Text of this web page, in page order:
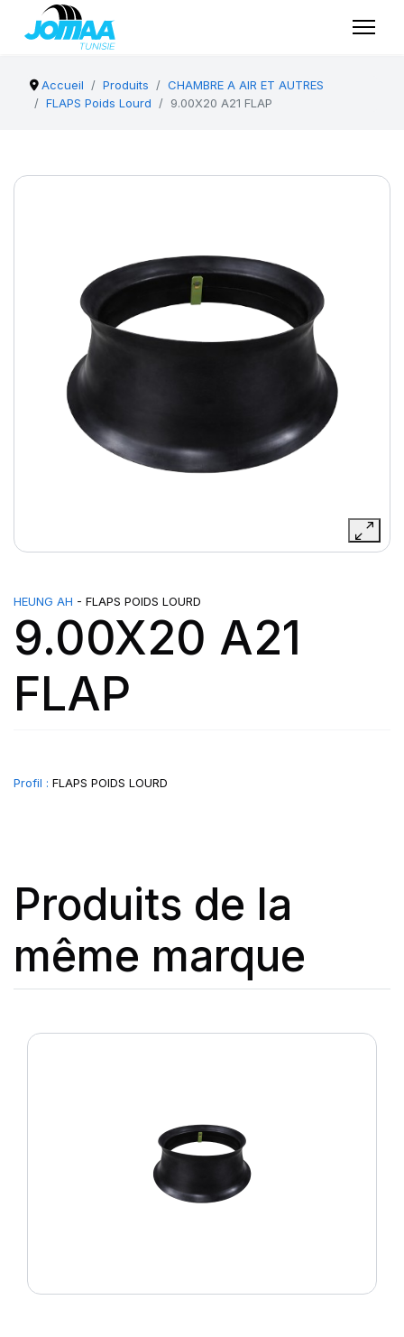
Accueil Produits
CHAMBRE A AIR ET AUTRES
FLAPS Poids Lourd
9.00X20 A21 FLAP
HEUNG AH - FLAPS POIDS LOURD
9.00X20 A21
FLAP
Profil : FLAPS POIDS LOURD
Produits de la
même marque